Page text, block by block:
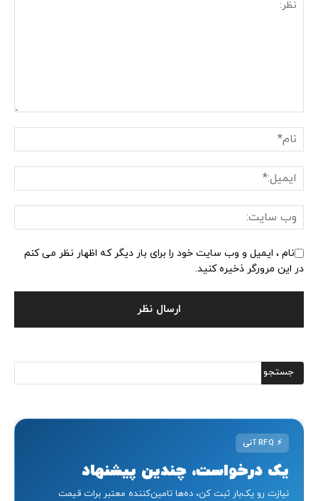
نام ، ایمیل و وب سایت خود را برای بار دیگر که اظهار نظر می کنم
در این مرورگر ذخیره کنید.
⚡
یک درخواست، چندین پیشنهاد
نیازت رو یک‌بار ثبت کن، ده‌ها تامین‌کننده معتبر برات قیمت